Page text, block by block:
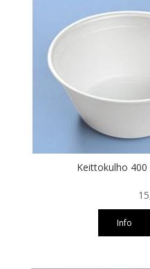
useampi
muunnelma.
tehdä
valinnat
Keittokulho 400
Info